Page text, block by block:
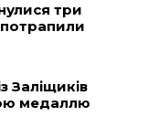
три
потрапили
Заліщиків
медаллю